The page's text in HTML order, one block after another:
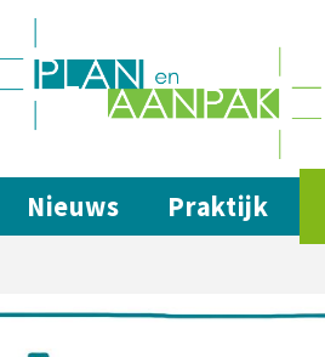
Nieuws Praktijk